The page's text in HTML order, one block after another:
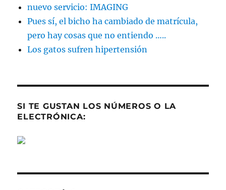
nuevo servicio: IMAGING
Pues sí, el bicho ha cambiado de matrícula,
pero hay cosas que no entiendo …..
Los gatos sufren hipertensión
SI TE GUSTAN LOS NÚMEROS O LA
ELECTRÓNICA: